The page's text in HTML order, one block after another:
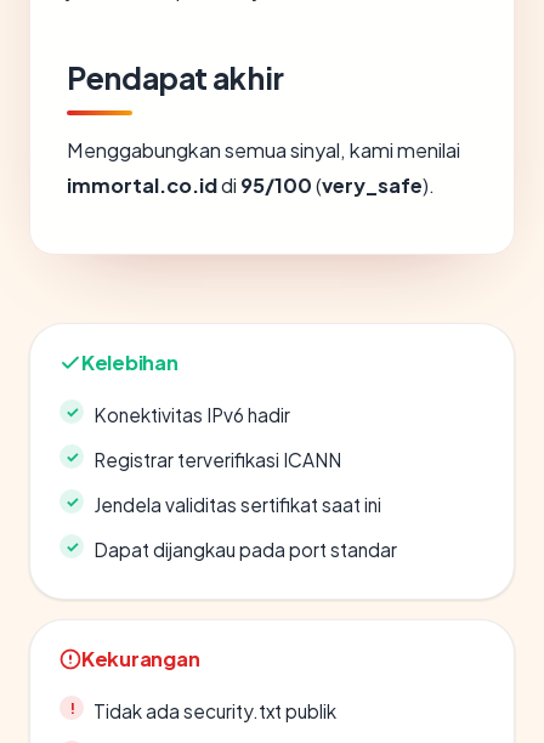
Pendapat akhir
Menggabungkan semua sinyal, kami menilai
immortal.co.iddi 95/100(very_safe).
Kelebihan
Konektivitas IPv6 hadir
Registrar terverifikasi ICANN
Jendela validitas sertifikat saat ini
Dapat dijangkau pada port standar
Kekurangan
Tidak ada security.txt publik